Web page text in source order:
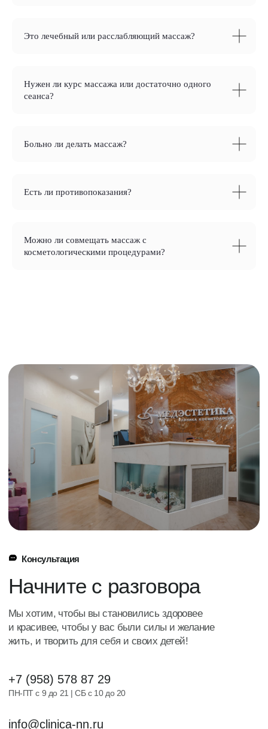
Это лечебный или расслабляющий массаж?
Нужен ли курс массажа или достаточно одного
сеанса?
Больно ли делать массаж?
Есть ли противопоказания?
Можно ли совмещать массаж с
косметологическими процедурами?